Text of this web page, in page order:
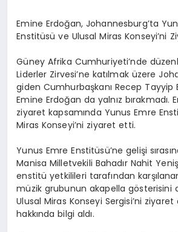
Emine Erdoğan, Johannesburg’ta
Enstitüsü ve Ulusal Miras Konseyi’ni
Güney Afrika Cumhuriyeti’nde
Liderler Zirvesi’ne katılmak üzere
giden Cumhurbaşkanı Recep Tayyip
Emine Erdoğan da yalnız bırakmadı.
ziyaret kapsamında Yunus Emre
Miras Konseyi’ni ziyaret etti.
Yunus Emre Enstitüsü’ne gelişi
Manisa Milletvekili Bahadır Nahit
enstitü yetkilileri tarafından
müzik grubunun akapella gösterisini
Ulusal Miras Konseyi Sergisi’ni
hakkında bilgi aldı.